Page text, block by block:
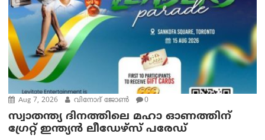
Aug 7, 2026 വിനോദ് ജോൺ 0
സ്വാതന്ത്യ ദിനത്തിലെ മഹാ ഓണത്തിന്
ഗ്രേറ്റ് ഇന്ത്യൻ ലീഡേഴ്സ് പരേഡ്